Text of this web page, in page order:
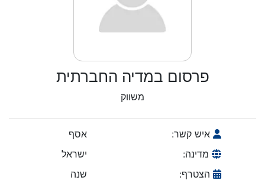
פרסום במדיה החברתית
משווק
איש קשר:
אסף
מדינה:
ישראל
הצטרף:
שנה